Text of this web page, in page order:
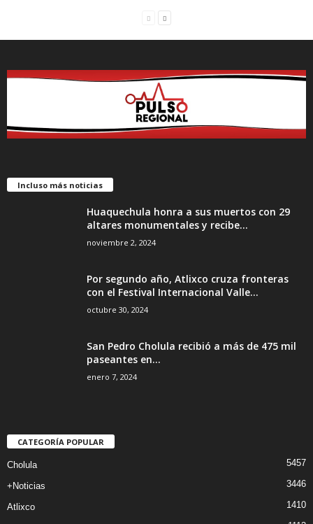
Incluso más noticias
Huaquechula honra a sus muertos con 29
altares monumentales y recibe...
noviembre 2, 2024
Por segundo año, Atlixco cruza fronteras
con el Festival Internacional Valle...
octubre 30, 2024
San Pedro Cholula recibió a más de 475 mil
paseantes en...
enero 7, 2024
CATEGORÍA POPULAR
Cholula 5457
+Noticias 3446
Atlixco 1410